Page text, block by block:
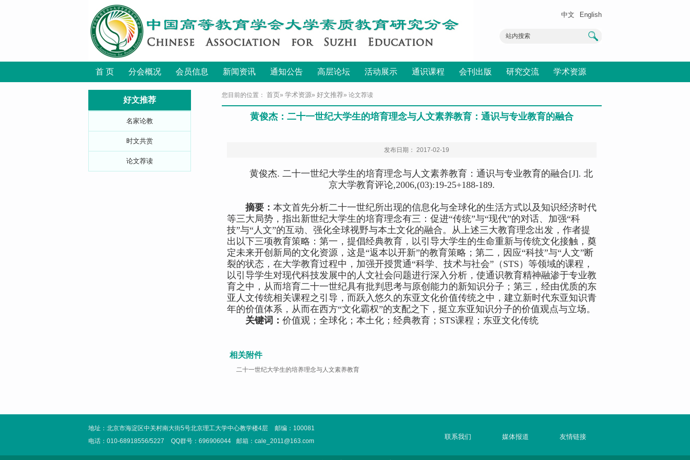
中文 English
首 页 分会概况 会员信息 新闻资讯 通知公告 高层论坛 活动展示 通识课程 会刊出版 研究交流 学术资源
好文推荐
名家论教
时文共赏
论文荐读
您目前的位置： 首页» 学术资源» 好文推荐» 论文荐读
黄俊杰：二十一世纪大学生的培育理念与人文素养教育：通识与专业教育的融合
发布日期： 2017-02-19
黄俊杰. 二十一世纪大学生的培育理念与人文素养教育：通识与专业教育的融合[J]. 北
京大学教育评论,2006,(03):19-25+188-189.
摘要： 本文首先分析二十一世纪所出现的信息化与全球化的生活方式以及知识经济时代
等三大局势，指出新世纪大学生的培育理念有三：促进“传统”与“现代”的对话、加强“科
技”与“人文”的互动、强化全球视野与本土文化的融合。从上述三大教育理念出发，作者提
出以下三项教育策略：第一，提倡经典教育，以引导大学生的生命重新与传统文化接触，奠
定未来开创新局的文化资源，这是“返本以开新”的教育策略；第二，因应“科技”与“人文”断
裂的状态，在大学教育过程中，加强开授贯通“科学、技术与社会”（ STS ）等领域的课程，
以引导学生对现代科技发展中的人文社会问题进行深入分析，使通识教育精神融渗于专业教
育之中，从而培育二十一世纪具有批判思考与原创能力的新知识分子；第三，经由优质的东
亚人文传统相关课程之引导，而跃入悠久的东亚文化价值传统之中，建立新时代东亚知识青
年的价值体系，从而在西方“文化霸权”的支配之下，挺立东亚知识分子的价值观点与立场。
关键词： 价值观；全球化；本土化；经典教育； STS课程；东亚文化传统
相关附件
二十一世纪大学生的培养理念与人文素养教育
地址：北京市海淀区中关村南大街5号北京理工大学中心教学楼4层
邮编：100081
电话：010-68918556/5227
QQ群号：696906044 邮箱：cale_2011@163.com
联系我们 媒体报道 友情链接